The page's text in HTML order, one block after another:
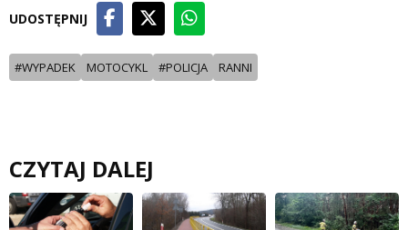
UDOSTĘPNIJ
#WYPADEK MOTOCYKL #POLICJA RANNI
CZYTAJ DALEJ